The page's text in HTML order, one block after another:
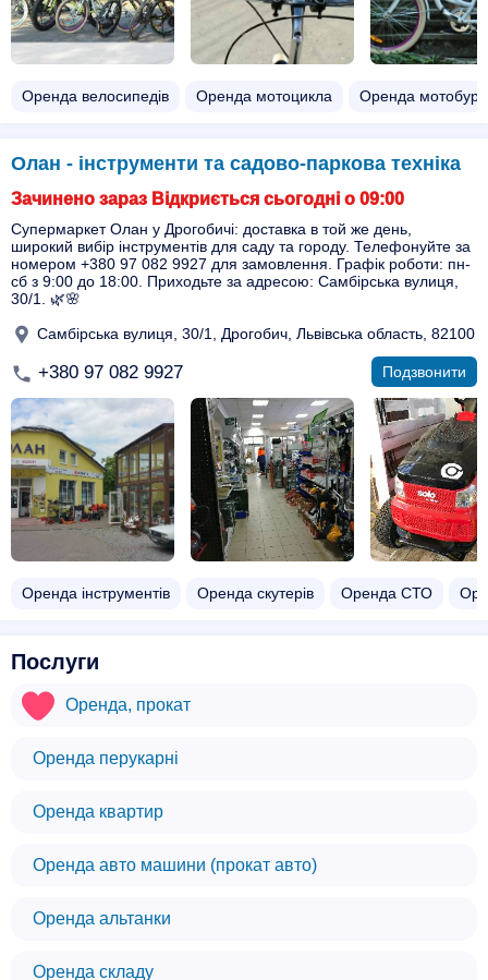
Оренда велосипедів Оренда мотоцикла Оренда мотобура
Олан - інструменти та садово-паркова техніка
Зачинено зараз Відкриється сьогодні о 09:00
Супермаркет Олан у Дрогобичі: доставка в той же день,
широкий вибір інструментів для саду та городу. Телефонуйте за
номером +380 97 082 9927 для замовлення. Графік роботи: пн-
сб з 9:00 до 18:00. Приходьте за адресою: Самбірська вулиця,
30/1. 🌿🌸
Самбірська вулиця, 30/1, Дрогобич, Львівська область, 82100
+380 97 082 9927 Подзвонити
Оренда інструментів Оренда скутерів Оренда СТО
Послуги
Оренда, прокат
Оренда перукарні
Оренда квартир
Оренда авто машини (прокат авто)
Оренда альтанки
Оренда складу